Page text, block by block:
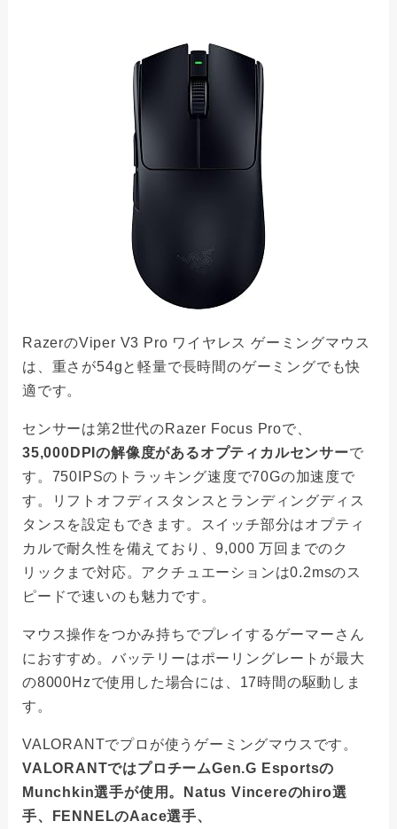
RazerのViper V3 Pro ワイヤレス ゲーミングマウス
は、重さが54gと軽量で長時間のゲーミングでも快
適です。
センサーは第2世代のRazer Focus Proで、
35,000DPIの解像度があるオプティカルセンサーで
す。750IPSのトラッキング速度で70Gの加速度で
す。リフトオフディスタンスとランディングディス
タンスを設定もできます。スイッチ部分はオプティ
カルで耐久性を備えており、9,000 万回までのク
リックまで対応。アクチュエーションは0.2msのス
ピードで速いのも魅力です。
マウス操作をつかみ持ちでプレイするゲーマーさん
におすすめ。バッテリーはポーリングレートが最大
の8000Hzで使用した場合には、17時間の駆動しま
す。
VALORANTでプロが使うゲーミングマウスです。
VALORANTではプロチームGen.G Esportsの
Munchkin選手が使用。Natus Vincereのhiro選
手、FENNELのAace選手、